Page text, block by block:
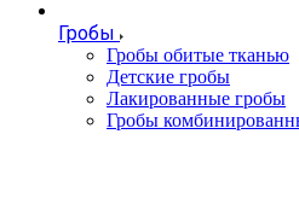
Гробы
Гробы обитые тканью
Детские гробы
Лакированные гробы
Гробы